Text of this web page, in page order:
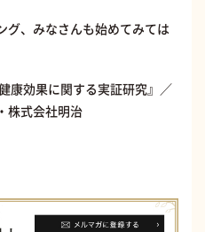
グ、みなさんも始めてみては
康効果に関する実証研究』／
株式会社明治